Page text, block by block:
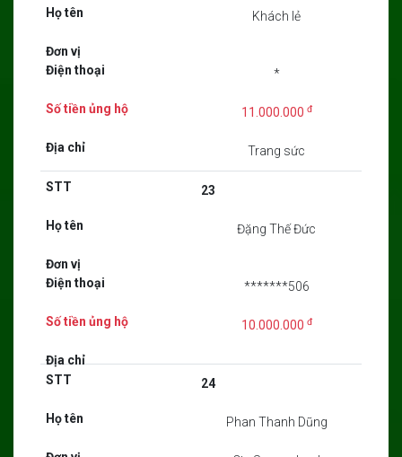
Khách lẻ
*
11.000.000 đ
Trang sức
23
Đặng Thế Đức
*******506
10.000.000 đ
24
Phan Thanh Dũng